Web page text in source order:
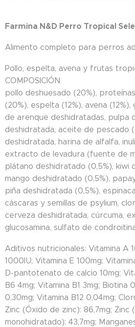
Farmina N&D Perro Tropical
Alimento completo para perros
Pollo, espelta, avena y frutas
COMPOSICIÓN
pollo deshuesado (20%),
(20%), espelta (12%), avena
de arenque deshidratadas, pulpa
deshidratada, aceite de pescado
deshidratada, harina de alfalfa,
extracto de levadura (fuente de
plátano deshidratado (0,5%), kiwi
mango deshidratado (0,5%),
piña deshidratada (0,5%),
cáscaras y semillas de psylium,
cerveza deshidratada, cúrcuma,
glucosamina, sulfato de
Aditivos nutricionales: Vitamina A
1000IU; Vitamina E 100mg;
D-pantotenato de calcio 10mg;
B6 4mg; Vitamina B1 3mg; Biotina
0,30mg; Vitamina B12 0,04mg;
Zinc (Óxido de zinc): 86,7mg; Zinc
monohidratado): 43,7mg;